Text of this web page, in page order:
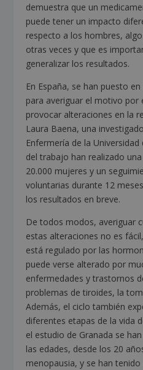
demuestra que un
puede tener un impacto
respecto a los hombres,
otras veces y que es
generalizar los resultados.
En España, se han puesto
para averiguar el motivo por
provocar alteraciones en la
Laura Baena, una
Enfermería de la
del trabajo han realizado
20.000 mujeres y un
voluntarias durante 12
los resultados en breve.
De todos modos, averiguar
estas alteraciones no es
está regulado por las
puede verse alterado por
enfermedades y trastornos
problemas de tiroides, la
Además, el ciclo también
diferentes etapas de la vida
el estudio de Granada se
las edades, desde los 20
menopausia, y se han